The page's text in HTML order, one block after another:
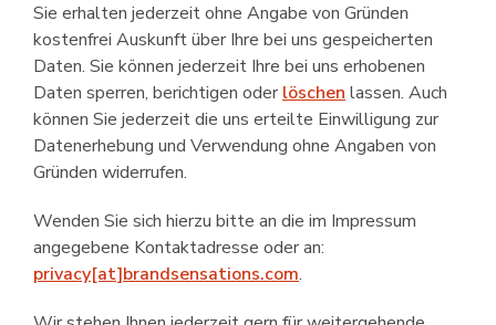
Sie erhalten jederzeit ohne Angabe von Gründen
kostenfrei Auskunft über Ihre bei uns gespeicherten
Daten. Sie können jederzeit Ihre bei uns er­hobenen
Daten sperren, berichtigen oder löschen lassen. Auch
können Sie jederzeit die uns erteilte Einwilligung zur
Daten­erhebung und Verwendung ohne Angaben von
Gründen wider­rufen.
Wenden Sie sich hierzu bitte an die im Impressum
angegebene Kontakt­adresse oder an:
privacy[at]brandsensations.com.